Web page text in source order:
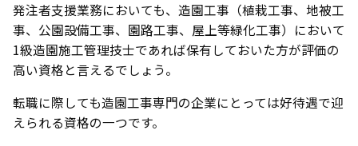
発注者支援業務においても、造園工事（植栽工事、地被工
事、公園設備工事、園路工事、屋上等緑化工事）において
1級造園施工管理技士であれば保有しておいた方が評価の
高い資格と言えるでしょう。
転職に際しても造園工事専門の企業にとっては好待遇で迎
えられる資格の一つです。